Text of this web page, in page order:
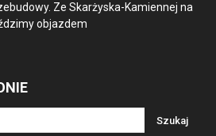
Ze Skarżyska-Kamiennej na
objazdem